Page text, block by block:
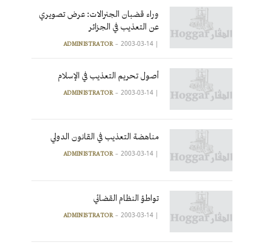
وراء قضبان الجنرالات: عرض تصويري
عن التعذيب في الجزائر
|
ADMINISTRATOR 2003-03-14
أصول تحريم التعذيب في الإسلام
|
ADMINISTRATOR 2003-03-14
مناهضة التعذيب في القانون الدولي
|
ADMINISTRATOR 2003-03-14
تواطؤ النظام القضائي
|
ADMINISTRATOR 2003-03-14